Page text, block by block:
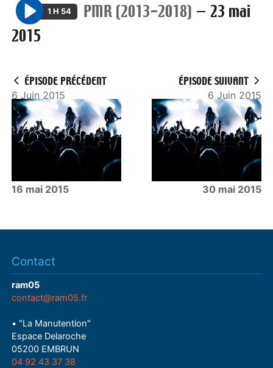
P
l
1 H 54 PMR (2013-2018) — 23 mai
2015
ÉPISODE PRÉCÉDENT
6 Juin 2015
16 mai 2015
ÉPISODE SUIVANT
6 Juin 2015
30 mai 2015
Contact
ram05
contact@ram05.fr
• "La Manutention"
Espace Delaroche
05200 EMBRUN
04 92 43 37 38